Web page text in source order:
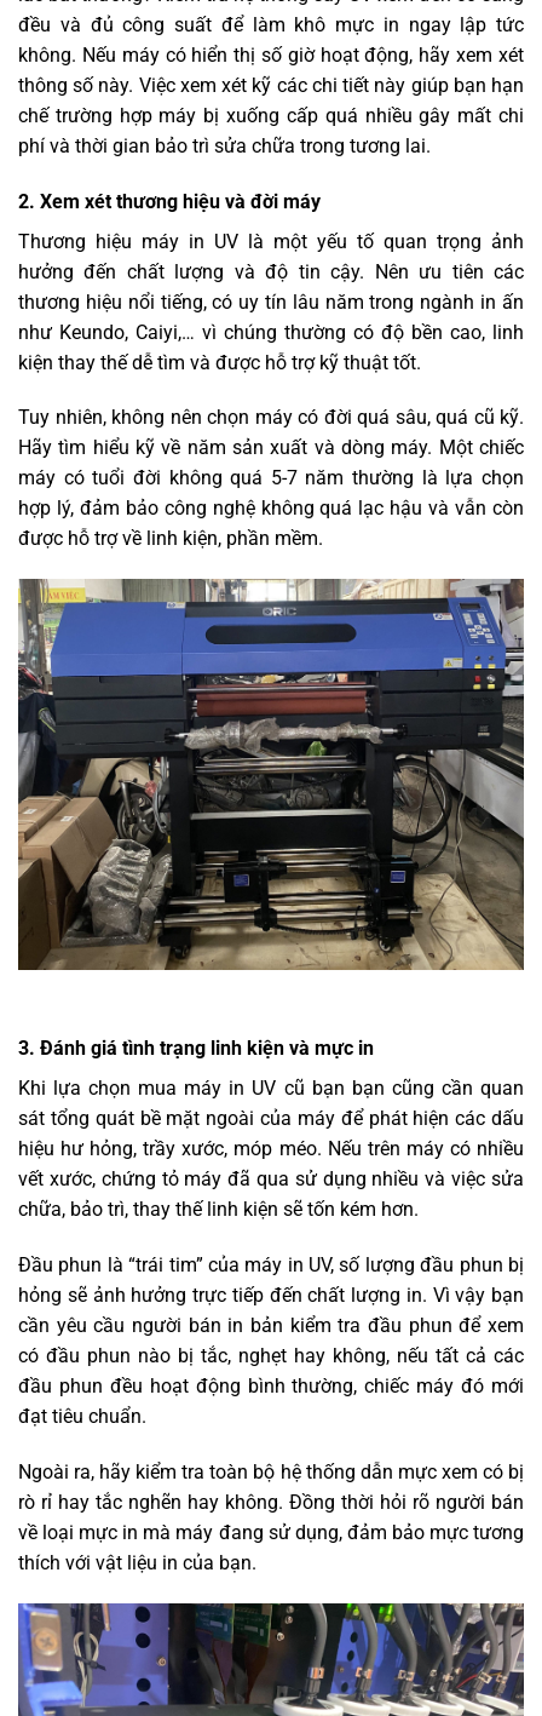
đều và đủ công suất để làm khô mực in ngay lập tức
không. Nếu máy có hiển thị số giờ hoạt động, hãy xem xét
thông số này. Việc xem xét kỹ các chi tiết này giúp bạn hạn
chế trường hợp máy bị xuống cấp quá nhiều gây mất chi
phí và thời gian bảo trì sửa chữa trong tương lai.
2. Xem xét thương hiệu và đời máy
Thương hiệu máy in UV là một yếu tố quan trọng ảnh
hưởng đến chất lượng và độ tin cậy. Nên ưu tiên các
thương hiệu nổi tiếng, có uy tín lâu năm trong ngành in ấn
như Keundo, Caiyi,… vì chúng thường có độ bền cao, linh
kiện thay thế dễ tìm và được hỗ trợ kỹ thuật tốt.
Tuy nhiên, không nên chọn máy có đời quá sâu, quá cũ kỹ.
Hãy tìm hiểu kỹ về năm sản xuất và dòng máy. Một chiếc
máy có tuổi đời không quá 5-7 năm thường là lựa chọn
hợp lý, đảm bảo công nghệ không quá lạc hậu và vẫn còn
được hỗ trợ về linh kiện, phần mềm.
3. Đánh giá tình trạng linh kiện và mực in
Khi lựa chọn mua máy in UV cũ bạn bạn cũng cần quan
sát tổng quát bề mặt ngoài của máy để phát hiện các dấu
hiệu hư hỏng, trầy xước, móp méo. Nếu trên máy có nhiều
vết xước, chứng tỏ máy đã qua sử dụng nhiều và việc sửa
chữa, bảo trì, thay thế linh kiện sẽ tốn kém hơn.
Đầu phun là “trái tim” của máy in UV, số lượng đầu phun bị
hỏng sẽ ảnh hưởng trực tiếp đến chất lượng in. Vì vậy bạn
cần yêu cầu người bán in bản kiểm tra đầu phun để xem
có đầu phun nào bị tắc, nghẹt hay không, nếu tất cả các
đầu phun đều hoạt động bình thường, chiếc máy đó mới
đạt tiêu chuẩn.
Ngoài ra, hãy kiểm tra toàn bộ hệ thống dẫn mực xem có bị
rò rỉ hay tắc nghẽn hay không. Đồng thời hỏi rõ người bán
về loại mực in mà máy đang sử dụng, đảm bảo mực tương
thích với vật liệu in của bạn.